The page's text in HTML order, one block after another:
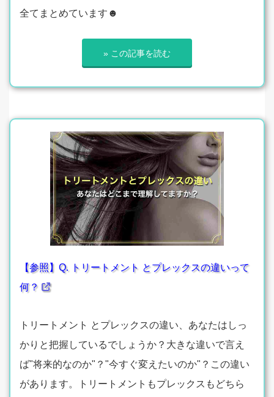
全てまとめています☻
» この記事を読む
【参照】Q. トリートメント とプレックスの違いって
何？
トリートメント とプレックスの違い、あなたはしっ
かりと把握しているでしょうか？大きな違いで言え
ば"将来的なのか"？"今すぐ変えたいのか"？この違い
があります。トリートメントもプレックスもどちら